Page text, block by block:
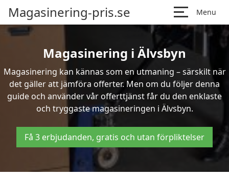
Magasinering-pris.se Menu
Magasinering i Älvsbyn
Magasinering kan kännas som en utmaning – särskilt när
det gäller att jämföra offerter. Men om du följer denna
guide och använder vår offerttjänst får du den enklaste
och tryggaste magasineringen i Älvsbyn.
Få 3 erbjudanden, gratis och utan förpliktelser